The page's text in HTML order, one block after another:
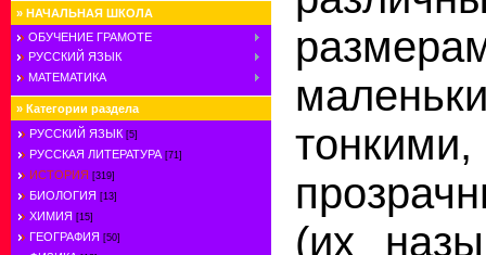
» НАЧАЛЬНАЯ ШКОЛА
ОБУЧЕНИЕ ГРАМОТЕ
РУССКИЙ ЯЗЫК
МАТЕМАТИКА
» Категории раздела
РУССКИЙ ЯЗЫК [5]
РУССКАЯ ЛИТЕРАТУРА [71]
ИСТОРИЯ [319]
БИОЛОГИЯ [13]
ХИМИЯ [15]
ГЕОГРАФИЯ [50]
(их